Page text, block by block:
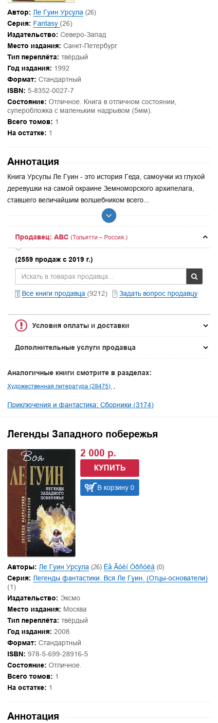
Автор: Ле Гуин Урсула (26)
Серия: Fantasy (26)
Издательство: Северо-Запад
Место издания: Санкт-Петербург
Тип переплёта: твёрдый
Год издания: 1992
Формат: Стандартный
ISBN: 5-8352-0027-7
Состояние: Отличное. Книга в отличном состоянии,
суперобложка с маленьким надрывом (5мм).
Всего томов: 1
На остатке: 1
Аннотация
Книга Урсулы Ле Гуин - это история Геда, самоучки из глухой
деревушки на самой окраине Земноморского архипелага,
ставшего величайшим волшебником всего...
Продавец: ABC (Тольятти – Россия.)
(2559 продаж с 2019 г.)
Все книги продавца (9212) Задать вопрос продавцу
Условия оплаты и доставки
Дополнительные услуги продавца
Аналогичные книги смотрите в разделах:
Художественная литература (28475)
Приключения и фантастика: Сборники (3174)
Легенды Западного побережья
2 000 р.
КУПИТЬ
В корзину 0
Авторы: Ле Гуин Урсула (26) Ëå Ãóèí Óðñóëà (0)
Серия: Легенды фантастики. Вся Ле Гуин. (Отцы-основатели)
(1)
Издательство: Эксмо
Место издания: Москва
Тип переплёта: твёрдый
Год издания: 2008
Формат: Стандартный
ISBN: 978-5-699-28916-5
Состояние: Отличное.
Всего томов: 1
На остатке: 1
Аннотация